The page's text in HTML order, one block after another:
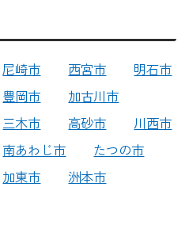
尼崎市 西宮市
明石市
豊岡市
加古川市
三木市 高砂市
川西市
南あわじ市
たつの市
加東市 洲本市